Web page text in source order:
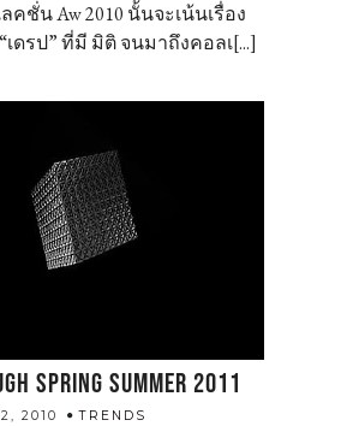
คชั่น Aw 2010 นั้นจะเน้นเรื่อง
เดรป” ที่มี มิติ จนมาถึงคอลเ[...]
SPRING SUMMER 2011
2010 TRENDS